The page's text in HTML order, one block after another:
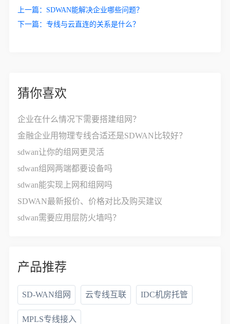
上一篇： SDWAN能解决企业哪些问题？
下一篇：专线与云直连的关系是什么？
猜你喜欢
企业在什么情况下需要搭建组网？
金融企业用物理专线合适还是SDWAN比较好？
sdwan让你的组网更灵活
sdwan组网两端都要设备吗
sdwan能实现上网和组网吗
SDWAN最新报价、价格对比及购买建议
sdwan需要应用层防火墙吗？
产品推荐
SD-WAN组网 云专线互联 IDC机房托管
MPLS专线接入